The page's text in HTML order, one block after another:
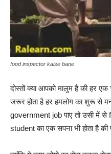
food inspector kaise bane
दोस्तों क्या आपको मालुम है की हर
जरूर होता है हर हमलोग का शुरू से मन
government job पाए तो उसी में से
student का एक सपना भी होता है